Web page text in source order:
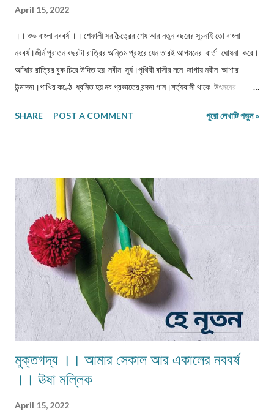
April 15, 2022
।। শুভ বাংলা নববর্ষ ।। শেফালী সর চৈত্রের শেষ আর নতুন বছরের সূচনাই তো বাংলা
নববর্ষ।জীর্ন পুরাতন বছরটা রাত্রির অন্তিম প্রহরে যেন তারই আগমনের বার্তা ঘোষনা করে।
আাঁধার রাত্রির বুক চিরে উদিত হয় নবীন সূর্য।পৃথিবী বাসীর মনে জাগায় নবীন আশার
উন্মাদনা।পাখির কণ্ঠে ধ্বনিত হয় নব প্রভাতের বন্দনা গান।মর্ত‍্যবাসী থাকে উৎসবের
প্রত‍্যাশা থাকে নতুন বছরটিতে যেন সবার জীবন সুখ সমৃদ্ধিতে ভ'রে ওঠে।অতীতে অগ্রহায়ণ
থেকেই বৈশাখ বছরের প্রথম মাস। যদিও নববর্ষের দিনটি বছরের আর পাঁচটা দিনের মতোই
সাধারণ, এর তেমন কোনও বিশেষত্ব নেই।...
SHARE POST A COMMENT পুরো লেখাটি পড়ুন »
মুক্তগদ্য ।। আমার সেকাল আর একালের নববর্ষ
।। ঊষা মল্লিক
April 15, 2022